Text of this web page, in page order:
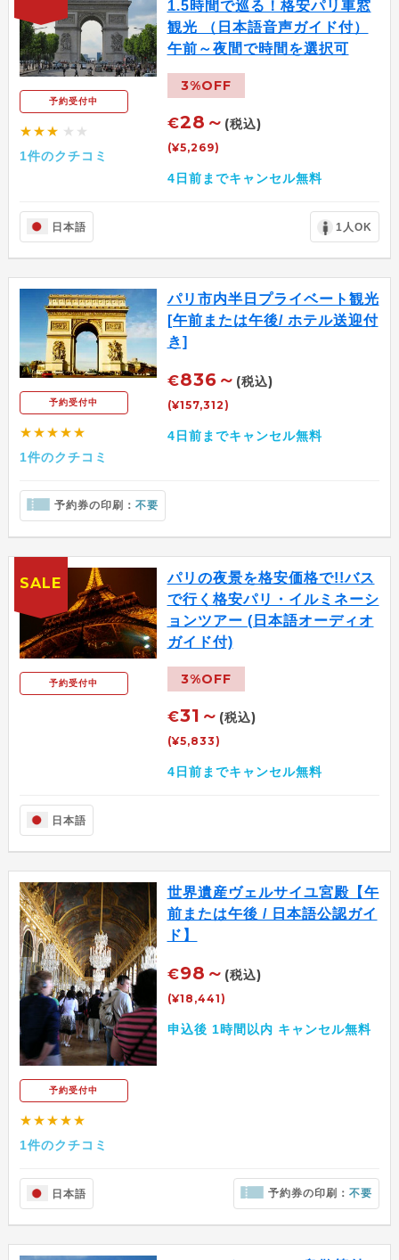
予約受付中
★★★ ★★
1件のクチコミ
1.5時間で巡る！格安パリ車窓
観光 （日本語音声ガイド付）
午前～夜間で時間を選択可
3%OFF
€28～ (税込)
(¥5,269)
4日前までキャンセル無料
日本語 1人OK
予約受付中
★★★★★
1件のクチコミ
パリ市内半日プライベート観光
[午前または午後/ ホテル送迎付
き]
€836～ (税込)
(¥157,312)
4日前までキャンセル無料
予約券の印刷： 不要
予約受付中
パリの夜景を格安価格で!!バス
で行く格安パリ・イルミネーシ
ョンツアー (日本語オーディオ
ガイド付)
3%OFF
€31～ (税込)
(¥5,833)
4日前までキャンセル無料
日本語
SALE
予約受付中
★★★★★
1件のクチコミ
世界遺産ヴェルサイユ宮殿【午
前または午後 / 日本語公認ガイ
ド】
€98～ (税込)
(¥18,441)
申込後 1時間以内 キャンセル無料
日本語 予約券の印刷：不要